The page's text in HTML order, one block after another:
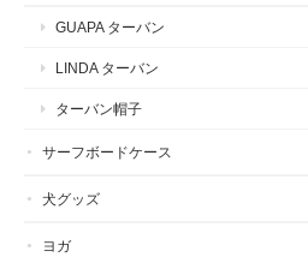
GUAPA ターバン
LINDA ターバン
ターバン帽子
サーフボードケース
犬グッズ
ヨガ